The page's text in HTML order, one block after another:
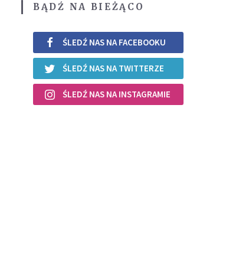
BĄDŹ NA BIEŻĄCO
ŚLEDŹ NAS NA FACEBOOKU
ŚLEDŹ NAS NA TWITTERZE
ŚLEDŹ NAS NA INSTAGRAMIE